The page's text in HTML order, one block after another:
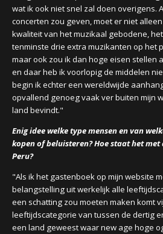
wat ik ook niet snel zal doen overigens.
concerten zou geven, moet er niet
kwaliteit van het muzikaal gebodene,
tenminste drie extra muzikanten op het
maar ook zou ik dan hoge eisen stellen
en daar heb ik voorlopig de middelen
begin ik echter een wereldwijde
opvallend genoeg vaak ver buiten mijn
land bevindt."
Enig idee welke type mensen en van
kopen of beluisteren? Hoe staat het met
Peru?
"Als ik het gastenboek op mijn website
belangstelling uit werkelijk alle
een schatting zou moeten maken komt
leeftijdscategorie van tussen de dertig
een land geweest waar new age hoge